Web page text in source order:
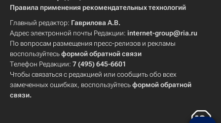
Правила применения рекомендательных технологий
Главный редактор: Гаврилова А.В.
Адрес электронной почты Редакции: internet-group@ria.ru
По вопросам размещения пресс-релизов и рекламы
воспользуйтесьформой обратной связи
Телефон Редакции: 7 (495) 645-6601
Чтобы связаться с редакцией или сообщить обо всех
замеченных ошибках, воспользуйтесьформой обратной
связи.